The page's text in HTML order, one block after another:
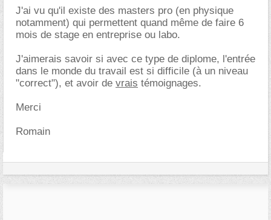
J'ai vu qu'il existe des masters pro (en physique
notamment) qui permettent quand même de faire 6
mois de stage en entreprise ou labo.
J'aimerais savoir si avec ce type de diplome, l'entrée
dans le monde du travail est si difficile (à un niveau
"correct"), et avoir de vrais témoignages.
Merci
Romain